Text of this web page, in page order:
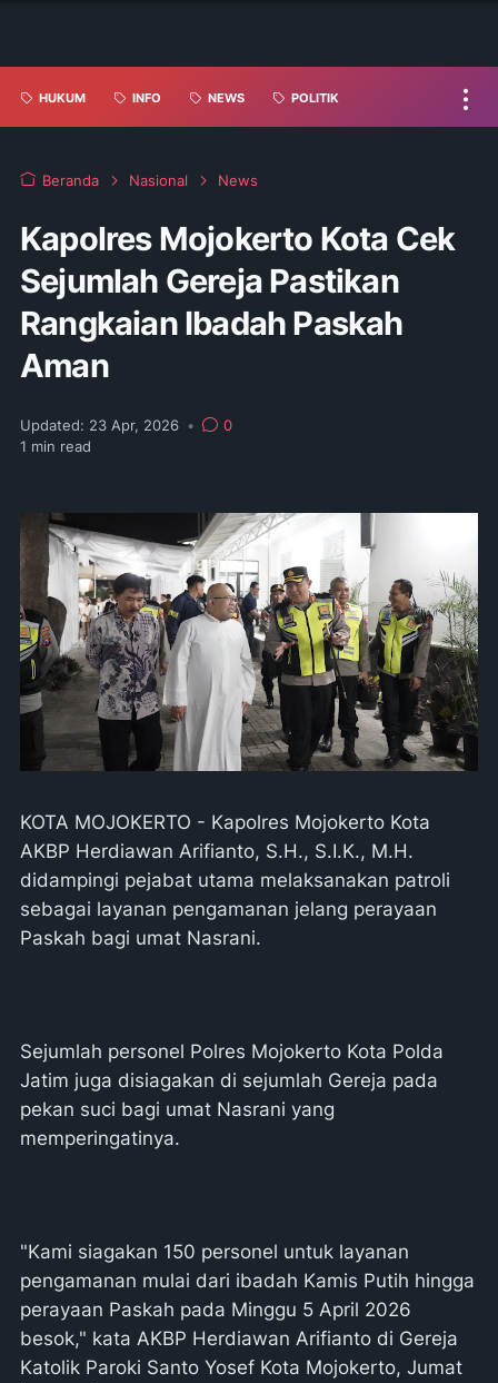
HUKUM INFO NEWS POLITIK
Beranda Nasional News
Kapolres Mojokerto Kota Cek
Sejumlah Gereja Pastikan
Rangkaian Ibadah Paskah
Aman
Updated: 23 Apr, 2026 •
0
1 min read
KOTA MOJOKERTO - Kapolres Mojokerto Kota
AKBP Herdiawan Arifianto, S.H., S.I.K., M.H.
didampingi pejabat utama melaksanakan patroli
sebagai layanan pengamanan jelang perayaan
Paskah bagi umat Nasrani.
Sejumlah personel Polres Mojokerto Kota Polda
Jatim juga disiagakan di sejumlah Gereja pada
pekan suci bagi umat Nasrani yang
memperingatinya.
"Kami siagakan 150 personel untuk layanan
pengamanan mulai dari ibadah Kamis Putih hingga
perayaan Paskah pada Minggu 5 April 2026
besok," kata AKBP Herdiawan Arifianto di Gereja
Katolik Paroki Santo Yosef Kota Mojokerto, Jumat